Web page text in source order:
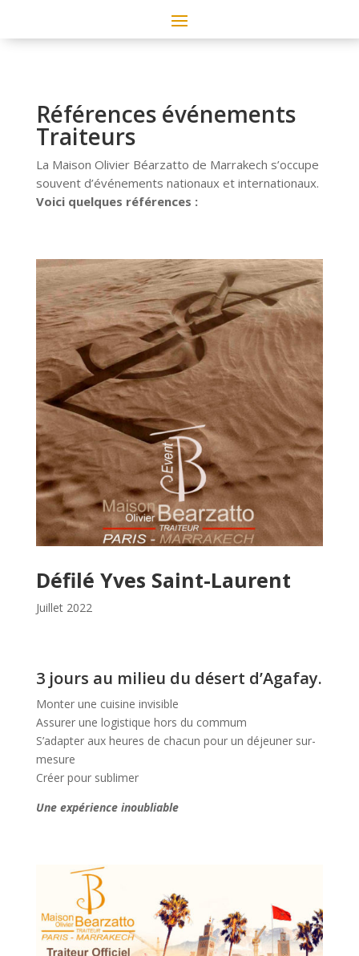
Références événements
Traiteurs
La Maison Olivier Béarzatto de Marrakech s’occupe
souvent d’événements nationaux et internationaux.
Voici quelques références :
Défilé Yves Saint-Laurent
Juillet 2022
3 jours au milieu du désert d’Agafay.
Monter une cuisine invisible
Assurer une logistique hors du commum
S’adapter aux heures de chacun pour un déjeuner sur-
mesure
Créer pour sublimer
Une expérience inoubliable